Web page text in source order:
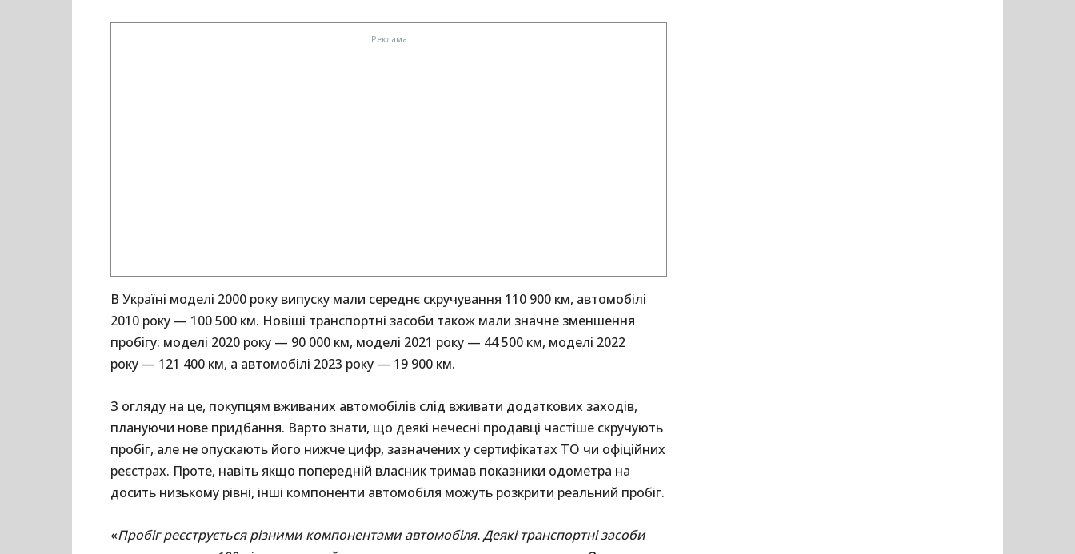
В Україні моделі 2000 року випуску мали середнє скручування 110 900 км, автомобілі
2010 року — 100 500 км. Новіші транспортні засоби також мали значне зменшення
пробігу: моделі 2020 року — 90 000 км, моделі 2021 року — 44 500 км, моделі 2022
року — 121 400 км, а автомобілі 2023 року — 19 900 км.
З огляду на це, покупцям вживаних автомобілів слід вживати додаткових заходів,
плануючи нове придбання. Варто знати, що деякі нечесні продавці частіше скручують
пробіг, але не опускають його нижче цифр, зазначених у сертифікатах ТО чи офіційних
реєстрах. Проте, навіть якщо попередній власник тримав показники одометра на
досить низькому рівні, інші компоненти автомобіля можуть розкрити реальний пробіг.
«Пробіг реєструється різними компонентами автомобіля. Деякі транспортні засоби